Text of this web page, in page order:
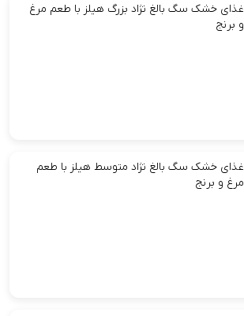
غذای خشک سگ بالغ نژاد بزرگ هیلز با طعم مرغ
و برنج
غذای خشک سگ بالغ نژاد متوسط هیلز با طعم
مرغ و برنج